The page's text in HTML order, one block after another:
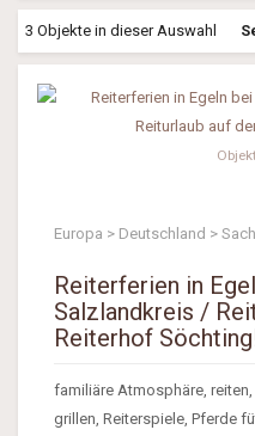
3 Objekte in dieser Auswahl
Europa > Deutschland >
Reiterferien in
Salzlandkreis /
Reiterhof
familiäre Atmosphäre,
grillen, Reiterspiele, Pferde